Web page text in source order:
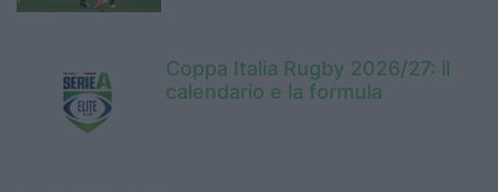
Coppa Italia Rugby 2026/27: il
calendario e la formula